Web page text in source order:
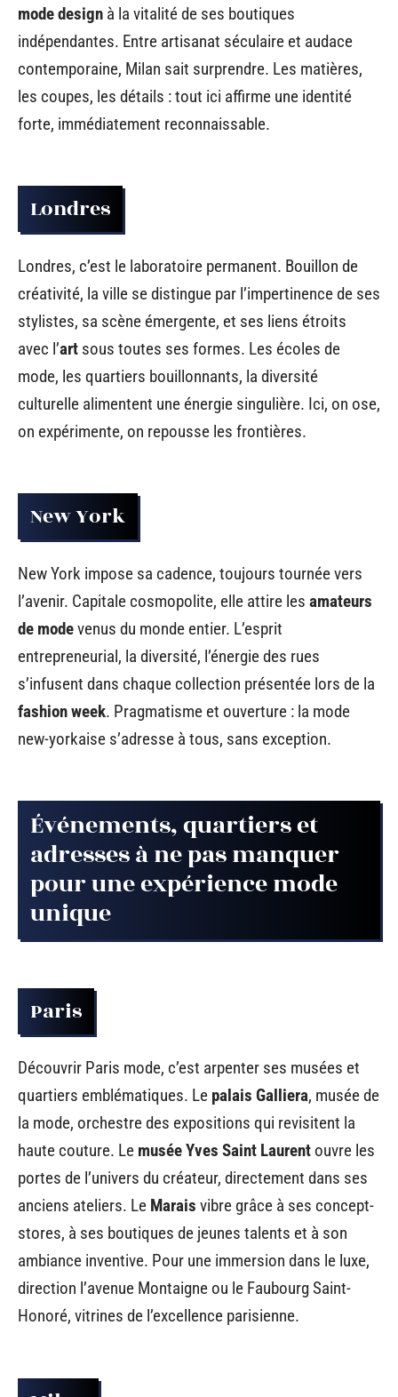
mode design à la vitalité de ses boutiques
indépendantes. Entre artisanat séculaire et audace
contemporaine, Milan sait surprendre. Les matières,
les coupes, les détails : tout ici affirme une identité
forte, immédiatement reconnaissable.
Londres
Londres, c’est le laboratoire permanent. Bouillon de
créativité, la ville se distingue par l’impertinence de ses
stylistes, sa scène émergente, et ses liens étroits
avec l’art sous toutes ses formes. Les écoles de
mode, les quartiers bouillonnants, la diversité
culturelle alimentent une énergie singulière. Ici, on ose,
on expérimente, on repousse les frontières.
New York
New York impose sa cadence, toujours tournée vers
l’avenir. Capitale cosmopolite, elle attire les amateurs
de modevenus du monde entier. L’esprit
entrepreneurial, la diversité, l’énergie des rues
s’infusent dans chaque collection présentée lors de la
fashion week. Pragmatisme et ouverture : la mode
new-yorkaise s’adresse à tous, sans exception.
Événements, quartiers et
adresses à ne pas manquer
pour une expérience mode
unique
Paris
Découvrir Paris mode, c’est arpenter ses musées et
quartiers emblématiques. Le palais Galliera, musée de
la mode, orchestre des expositions qui revisitent la
haute couture. Le musée Yves Saint Laurent ouvre les
portes de l’univers du créateur, directement dans ses
anciens ateliers. Le Marais vibre grâce à ses concept-
stores, à ses boutiques de jeunes talents et à son
ambiance inventive. Pour une immersion dans le luxe,
direction l’avenue Montaigne ou le Faubourg Saint-
Honoré, vitrines de l’excellence parisienne.